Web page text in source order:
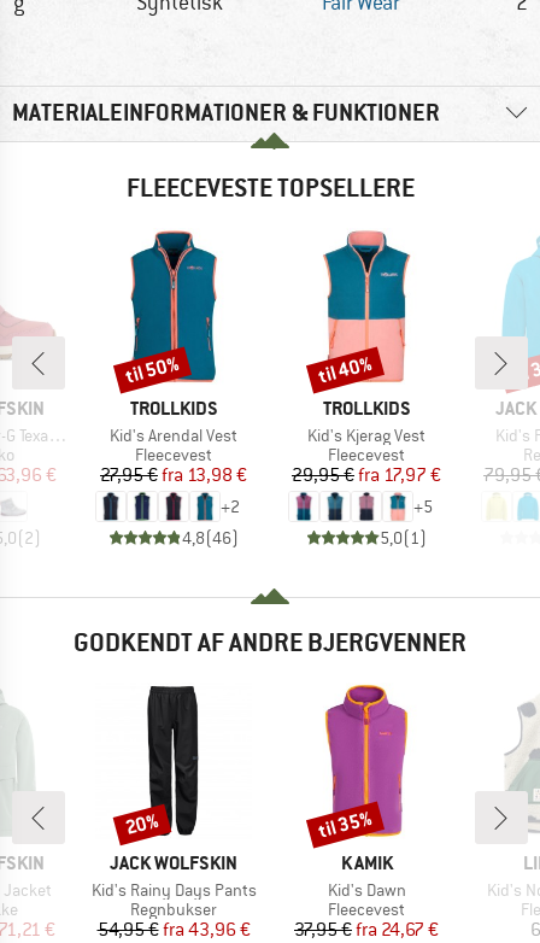
MATERIALEINFORMATIONER & FUNKTIONER
FLEECEVESTE TOPSELLERE
Mid VC
pris
€
(2)
MÆRKE
TROLLKIDS
Artikel
Kid's Arendal Vest
Produktgruppe
Fleecevest
Pris
27,95 € Nedsat pris
fra 13,98 €
+2
4,8(46)
Rabat
til 50%
MÆRKE
TROLLKIDS
Artikel
Kid's Kjerag Vest
Produktgruppe
Fleecevest
Pris
29,95 € Nedsat pris
fra 17,97 €
+5
5,0(1 )
Rabat
til 40%
Artikel
Kid's
79,95
GODKENDT AF ANDRE BJERGVENNER
Jacket
pris
€
MÆRKE
JACK WOLFSKIN
Artikel
Kid's Rainy Days Pants
Produktgruppe
Regnbukser
Pris
54,95 € Nedsat pris
fra 43,96 €
Rabat
20%
MÆRKE
KAMIK
Artikel
Kid's Dawn
Produktgruppe
Fleecevest
Pris
37,95 € Nedsat pris
fra 24,67 €
Rabat
til 35%
Artikel
Kid's